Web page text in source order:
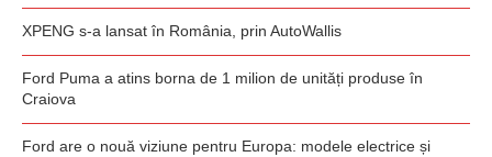
XPENG s-a lansat în România, prin AutoWallis
Ford Puma a atins borna de 1 milion de unități produse în
Craiova
Ford are o nouă viziune pentru Europa: modele electrice și